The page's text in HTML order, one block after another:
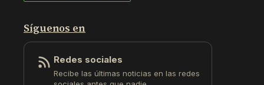
Síguenos en
Redes sociales
Recibe las últimas noticias en las redes